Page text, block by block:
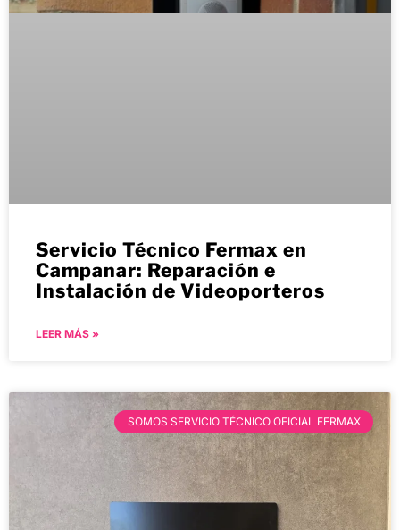
Servicio Técnico Fermax en
Campanar: Reparación e
Instalación de Videoporteros
LEER MÁS »
SOMOS SERVICIO TÉCNICO OFICIAL FERMAX